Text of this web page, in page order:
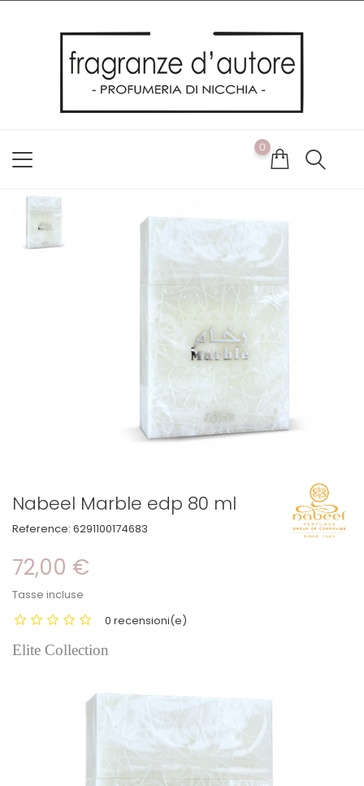
Utilizziamo i cookie per offrirti la migliore esperienza possibile
sul nostro sito web. Cliccando su OK, acconsenti alla nostra
politica sui cookie. Se desideri modificare le tue preferenze sui
cookie, puoi farlo
0
Nabeel Marble edp 80 ml
Reference: 6291100174683
72,00 €
Tasse incluse
0 recensioni(e)
Elite Collection